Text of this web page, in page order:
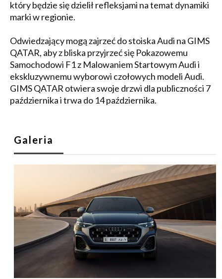
który będzie się dzielił refleksjami na temat dynamiki
marki w regionie.
Odwiedzający mogą zajrzeć do stoiska Audi na GIMS
QATAR, aby z bliska przyjrzeć się Pokazowemu
Samochodowi F1 z Malowaniem Startowym Audi i
ekskluzywnemu wyborowi czołowych modeli Audi.
GIMS QATAR otwiera swoje drzwi dla publiczności 7
października i trwa do 14 października.
Galeria